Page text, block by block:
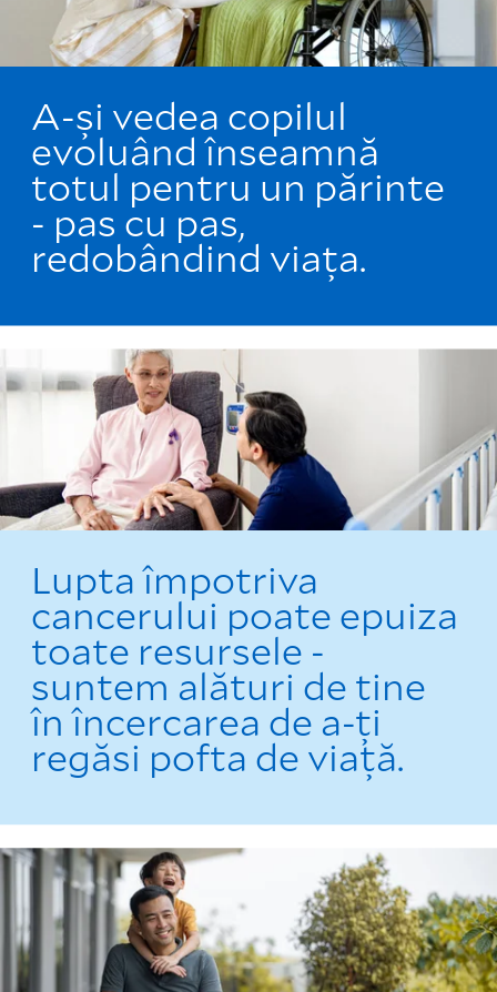
A-și vedea copilul
evoluând înseamnă
totul pentru un părinte
- pas cu pas,
redobândind viața.
Lupta împotriva
cancerului poate epuiza
toate resursele -
suntem alături de tine
în încercarea de a-ți
regăsi pofta de viață.